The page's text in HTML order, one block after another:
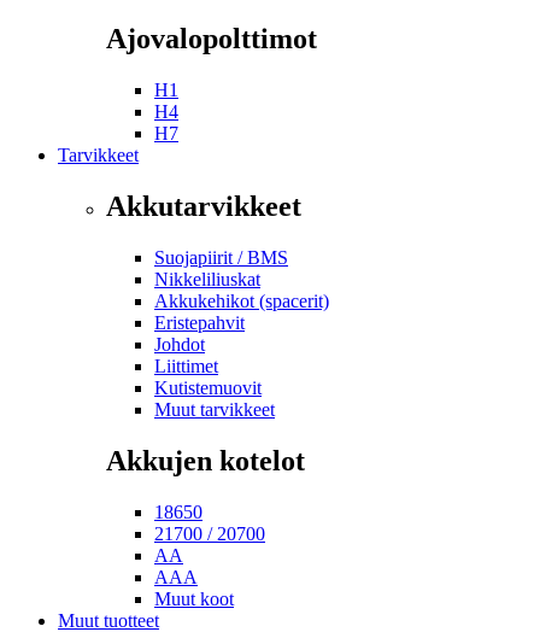
Ajovalopolttimot
H1
H4
H7
Tarvikkeet
Akkutarvikkeet
Suojapiirit / BMS
Nikkeliliuskat
Akkukehikot (spacerit)
Eristepahvit
Johdot
Liittimet
Kutistemuovit
Muut tarvikkeet
Akkujen kotelot
18650
21700 / 20700
AA
AAA
Muut koot
Muut tuotteet